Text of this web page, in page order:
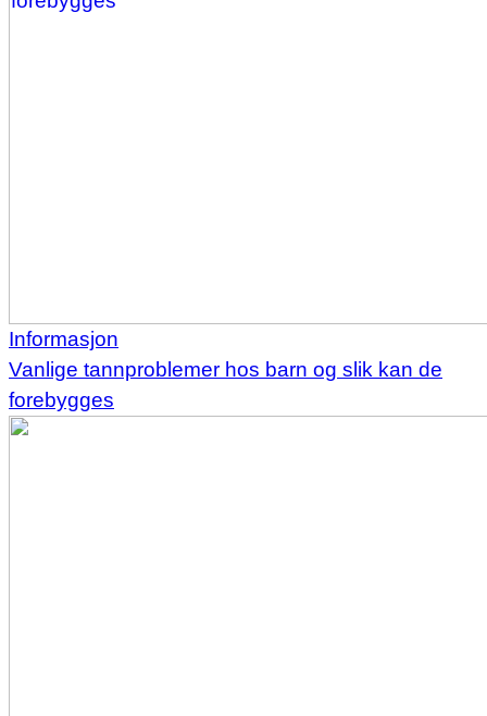
Informasjon
Vanlige tannproblemer hos barn og slik kan de
forebygges